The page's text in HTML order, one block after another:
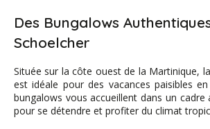
Des Bungalows
Schoelcher
Située sur la côte ouest de la Martinique,
est idéale pour des vacances paisibles
bungalows vous accueillent dans un
pour se détendre et profiter du climat